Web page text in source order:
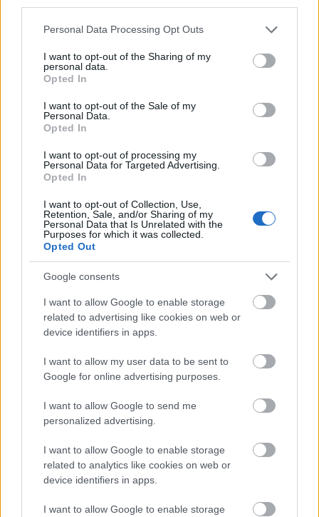
Please note that this website/app uses one or more Google
not limited to your visit or usage behaviour. You may click to
grant or deny consent to Google and its third-party tags to
use your data for below specified purposes in below Google
consent section.
Personal Data Processing Opt Outs
I want to opt-out of the Sharing of my
personal data.
Opted In
I want to opt-out of the Sale of my
Personal Data.
Opted In
I want to opt-out of processing my
Personal Data for Targeted Advertising.
Opted In
I want to opt-out of Collection, Use,
Retention, Sale, and/or Sharing of my
Personal Data that Is Unrelated with the
Purposes for which it was collected.
Opted Out
Google consents
I want to allow Google to enable storage
related to advertising like cookies on web or
device identifiers in apps.
I want to allow my user data to be sent to
Google for online advertising purposes.
I want to allow Google to send me
personalized advertising.
I want to allow Google to enable storage
related to analytics like cookies on web or
device identifiers in apps.
I want to allow Google to enable storage
Kéthónapos a Tisza-kormány: íme a mérleg!
Uniós források: íme a teendők, amelyek a
ELEMZÉSEK 2026. júl. 20.